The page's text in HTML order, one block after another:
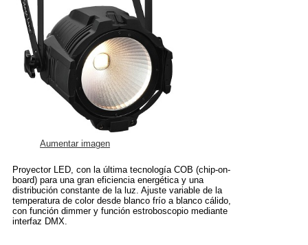
Aumentar imagen
Proyector LED, con la última tecnología COB (chip-on-
board) para una gran eficiencia energética y una
distribución constante de la luz. Ajuste variable de la
temperatura de color desde blanco frío a blanco cálido,
con función dimmer y función estroboscopio mediante
interfaz DMX.